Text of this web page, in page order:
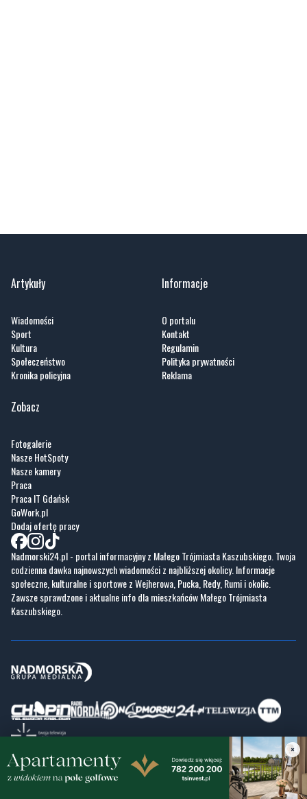
Artykuły
Wiadomości
Sport
Kultura
Społeczeństwo
Kronika policyjna
Informacje
O portalu
Kontakt
Regulamin
Polityka prywatności
Reklama
Zobacz
Fotogalerie
Nasze HotSpoty
Nasze kamery
Praca
Praca IT Gdańsk
GoWork.pl
Dodaj ofertę pracy
Nadmorski24.pl - portal informacyjny z Małego Trójmiasta Kaszubskiego. Twoja
codzienna dawka najnowszych wiadomości z najbliższej okolicy. Informacje
społeczne, kulturalne i sportowe z Wejherowa, Pucka, Redy, Rumi i okolic.
Zawsze sprawdzone i aktualne info dla mieszkańców Małego Trójmiasta
Kaszubskiego.
Copyrights © Nadmorski24.pl 2026 r.
Projekt i wykonaniePixlab.pl
×